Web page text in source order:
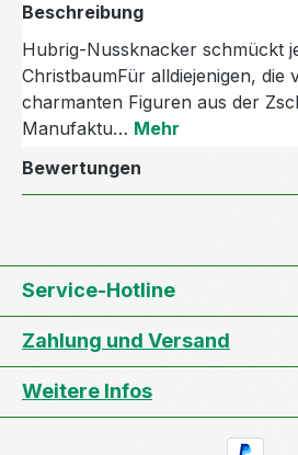
Beschreibung
Hubrig-Nussknacker schmückt
ChristbaumFür alldiejenigen, die
charmanten Figuren aus der
Manufaktu… Mehr
Bewertungen
Service-Hotline
Zahlung und Versand
Weitere Infos